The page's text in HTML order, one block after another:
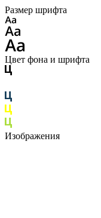
Размер шрифта
Цвет фона и шрифта
Изображения